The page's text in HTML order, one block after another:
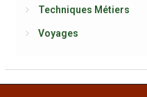
Techniques Métiers
Voyages